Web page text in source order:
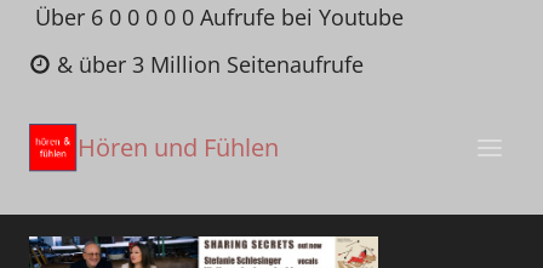
Zum
Inhalt
springen
Über 6 0 0 0 0 0 Aufrufe bei Youtube
& über 3 Million Seitenaufrufe
Hören und Fühlen